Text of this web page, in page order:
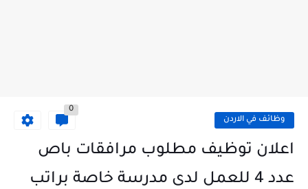
وظائف في الاردن
0
اعلان توظيف مطلوب مرافقات باص
عدد 4 للعمل لدى مدرسة خاصة براتب